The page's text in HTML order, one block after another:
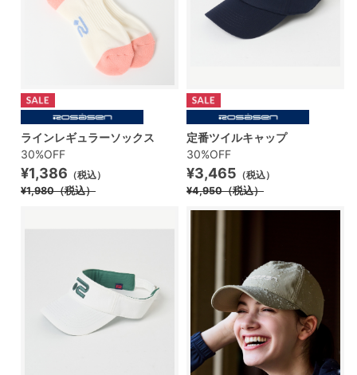
ラインレギュラーソックス
30%OFF
¥1,386 （税込）
¥1,980（税込）
定番ツイルキャップ
30%OFF
¥3,465 （税込）
¥4,950（税込）